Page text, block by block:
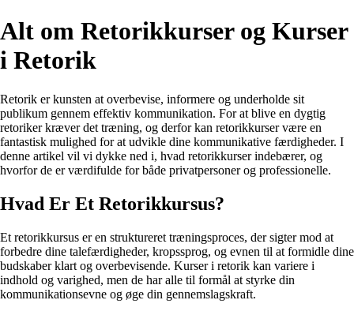
Alt om Retorikkurser og Kurser
i Retorik
Retorik er kunsten at overbevise, informere og underholde sit
publikum gennem effektiv kommunikation. For at blive en dygtig
retoriker kræver det træning, og derfor kan retorikkurser være en
fantastisk mulighed for at udvikle dine kommunikative færdigheder. I
denne artikel vil vi dykke ned i, hvad retorikkurser indebærer, og
hvorfor de er værdifulde for både privatpersoner og professionelle.
Hvad Er Et Retorikkursus?
Et retorikkursus er en struktureret træningsproces, der sigter mod at
forbedre dine talefærdigheder, kropssprog, og evnen til at formidle dine
budskaber klart og overbevisende. Kurser i retorik kan variere i
indhold og varighed, men de har alle til formål at styrke din
kommunikationsevne og øge din gennemslagskraft.